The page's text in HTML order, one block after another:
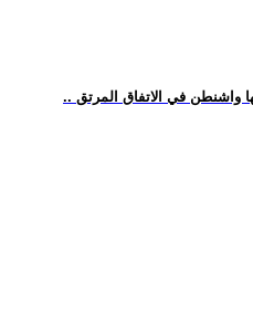
واشنطن في الاتفاق المرتق